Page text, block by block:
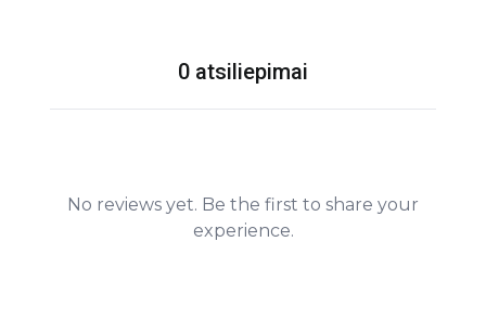
0 atsiliepimai
No reviews yet. Be the first to share your
experience.